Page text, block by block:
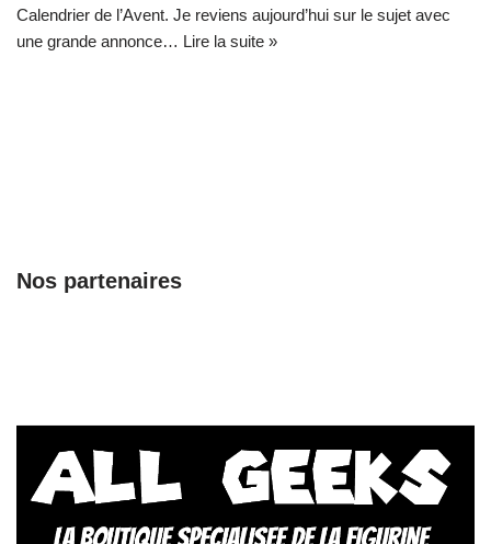
Calendrier de l’Avent. Je reviens aujourd’hui sur le sujet avec
une grande annonce… Lire la suite »
Nos partenaires